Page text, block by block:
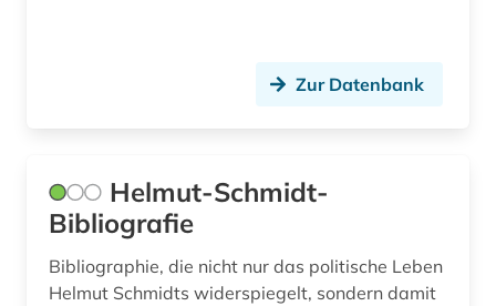
ingenieurwissenschaften (5)
inkunabeldrucke (1)
internationale beziehungen (1)
Zur Datenbank
Helmut-Schmidt-
Bibliografie
Bibliographie, die nicht nur das politische Leben
Helmut Schmidts widerspiegelt, sondern damit